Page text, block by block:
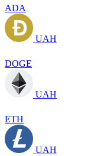
ADA
UAH
DOGE
UAH
ETH
UAH